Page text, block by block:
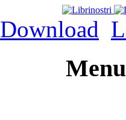
Download